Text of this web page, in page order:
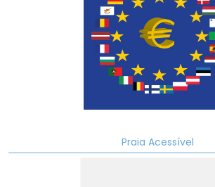
Praia Acessível